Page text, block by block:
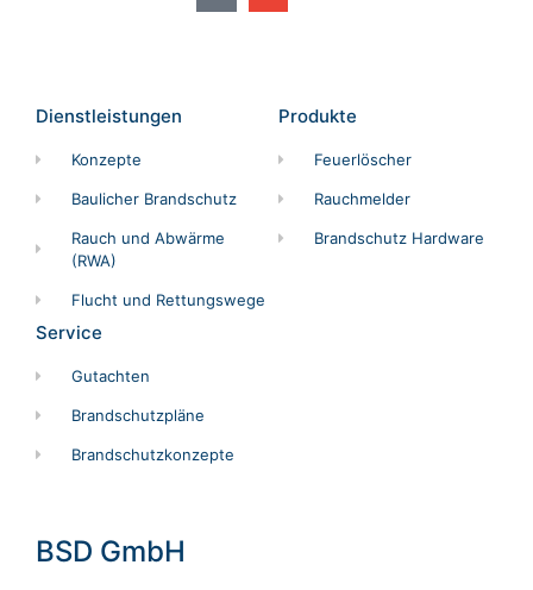
Dienstleistungen
Konzepte
Baulicher Brandschutz
Rauch und Abwärme
(RWA)
Flucht und Rettungswege
Produkte
Feuerlöscher
Rauchmelder
Brandschutz Hardware
Service
Gutachten
Brandschutzpläne
Brandschutzkonzepte
BSD GmbH